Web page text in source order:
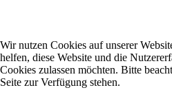
Wir nutzen Cookies auf unserer
helfen, diese Website und die
Cookies zulassen möchten. Bitte
Seite zur Verfügung stehen.